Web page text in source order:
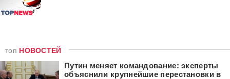
топ НОВОСТЕЙ
Путин меняет командование: эксперты
объяснили крупнейшие перестановки в